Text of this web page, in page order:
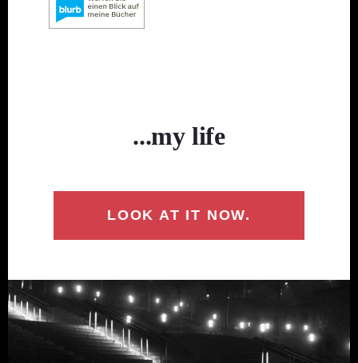
...my life
LOOK AT IT NOW.